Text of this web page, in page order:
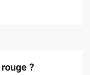
?